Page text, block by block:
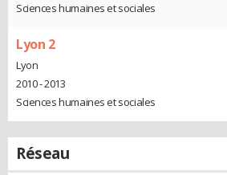
Sciences humaines et sociales
Lyon 2
Lyon
2010 - 2013
Sciences humaines et sociales
Réseau